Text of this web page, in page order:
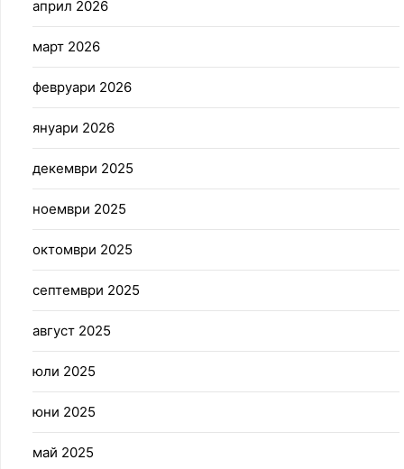
април 2026
март 2026
февруари 2026
януари 2026
декември 2025
ноември 2025
октомври 2025
септември 2025
август 2025
юли 2025
юни 2025
май 2025